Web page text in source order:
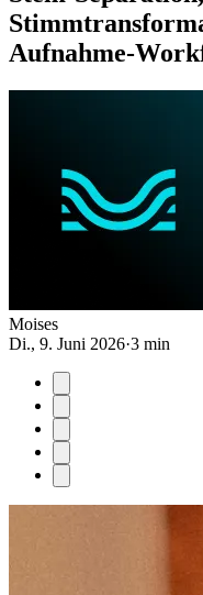
Aufnahme-
Moises
Di., 9. Juni 2026·3 min